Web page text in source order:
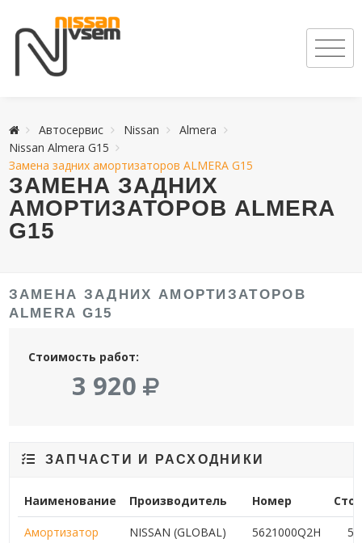
Автосервис Nissan
Almera
Nissan Almera G15
Замена задних амортизаторов ALMERA G15
ЗАМЕНА ЗАДНИХ
АМОРТИЗАТОРОВ ALMERA
G15
ЗАМЕНА ЗАДНИХ АМОРТИЗАТОРОВ
ALMERA G15
Стоимость работ:
3 920
ЗАПЧАСТИ И РАСХОДНИКИ
Наименование Производитель Номер
Амортизатор
NISSAN (GLOBAL) 5621000Q2H 5